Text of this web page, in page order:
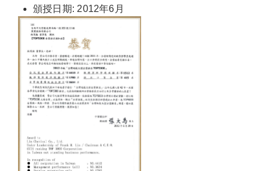
頒授日期: 2012年6月